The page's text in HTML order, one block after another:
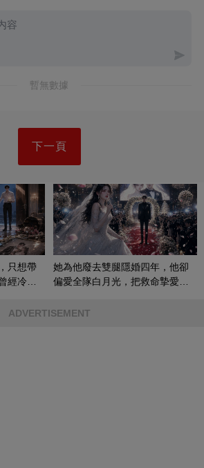
暫無數據
下一頁
只想帶
經冷漠
她為他廢去雙腿隱婚四年，他卻
偏愛全隊白月光，把救命摯愛當
ADVERTISEMENT